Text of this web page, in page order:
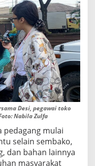
Desi, pegawai toko
Nabila Zulfa
pedagang mulai
selain sembako,
dan bahan lainnya
masyarakat